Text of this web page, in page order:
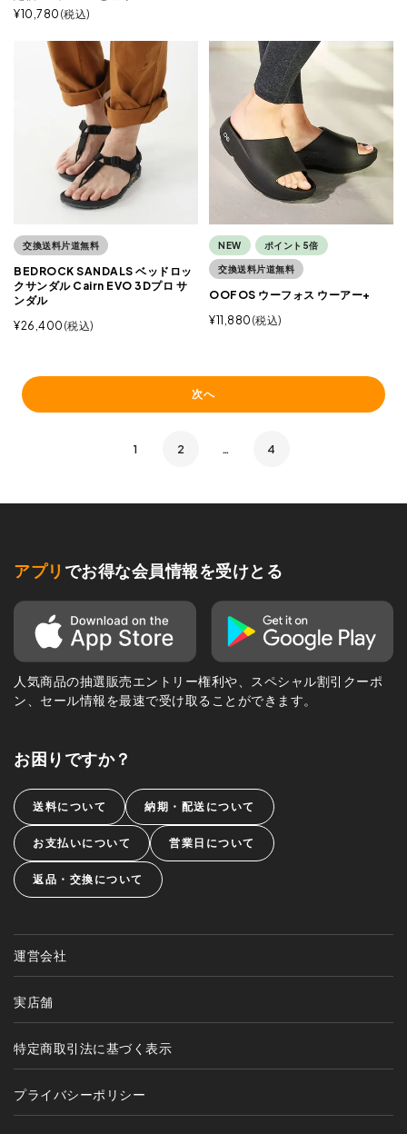
¥10,780 税込
交換送料片道無料
BEDROCK SANDALS ベッドロッ
クサンダル Cairn EVO 3Dプロ サ
ンダル
¥26,400 税込
NEW ポイント5倍
交換送料片道無料
OOFOS ウーフォス ウーアー+
¥11,880 税込
次へ
1 2 … 4
アプリ でお得な会員情報を受けとる
人気商品の抽選販売エントリー権利や、スペシャル割引クーポ
ン、セール情報を最速で受け取ることができます。
お困りですか？
送料について 納期・配送について
お支払いについて 営業日について
返品・交換について
運営会社
実店舗
特定商取引法に基づく表示
プライバシーポリシー